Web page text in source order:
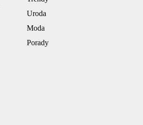
Uroda
Moda
Porady